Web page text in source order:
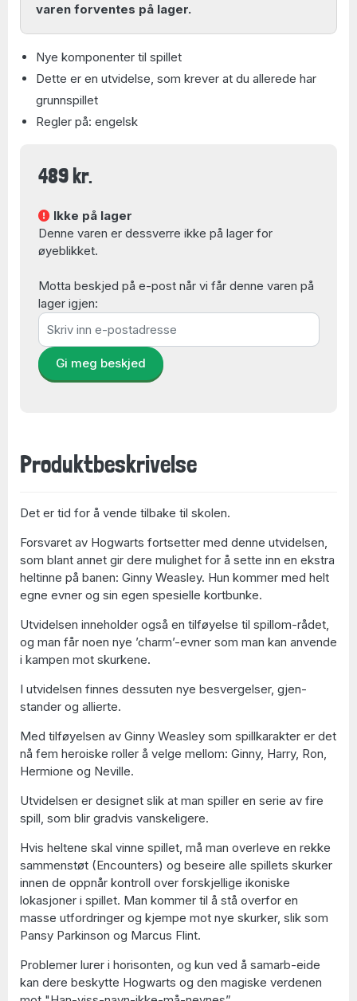
varen forventes på lager.
Nye komponenter til spillet
Dette er en utvidelse, som krever at du allerede har
grunnspillet
Regler på: engelsk
489 kr.
Ikke på lager
Denne varen er dessverre ikke på lager for
øyeblikket.
Motta beskjed på e-post når vi får denne varen på
lager igjen:
Gi meg beskjed
Produktbeskrivelse
Det er tid for å vende tilbake til skolen.
Forsvaret av Hogwarts fortsetter med denne utvidelsen,
som blant annet gir dere mulighet for å sette inn en ekstra
heltinne på banen: Ginny Weasley. Hun kommer med helt
egne evner og sin egen spesielle kortbunke.
Utvidelsen inneholder også en tilføyelse til spillom-rådet,
og man får noen nye ’charm’-evner som man kan anvende
i kampen mot skurkene.
I utvidelsen finnes dessuten nye besvergelser, gjen-
stander og allierte.
Med tilføyelsen av Ginny Weasley som spillkarakter er det
nå fem heroiske roller å velge mellom: Ginny, Harry, Ron,
Hermione og Neville.
Utvidelsen er designet slik at man spiller en serie av fire
spill, som blir gradvis vanskeligere.
Hvis heltene skal vinne spillet, må man overleve en rekke
sammenstøt (Encounters) og beseire alle spillets skurker
innen de oppnår kontroll over forskjellige ikoniske
lokasjoner i spillet. Man kommer til å stå overfor en
masse utfordringer og kjempe mot nye skurker, slik som
Pansy Parkinson og Marcus Flint.
Problemer lurer i horisonten, og kun ved å samarb-eide
kan dere beskytte Hogwarts og den magiske verdenen